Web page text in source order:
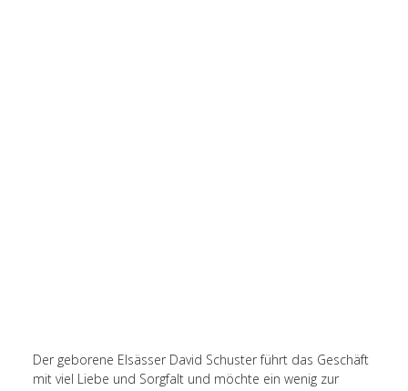
Der geborene Elsässer David Schuster führt das Geschäft
mit viel Liebe und Sorgfalt und möchte ein wenig zur